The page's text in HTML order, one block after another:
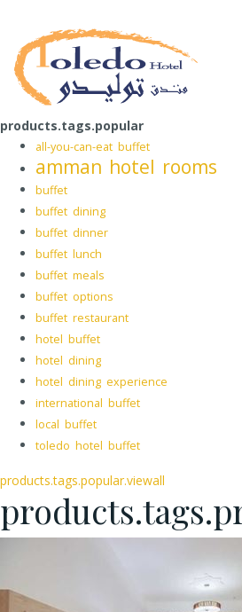
products.tags.popular
all-you-can-eat buffet
amman hotel rooms
buffet
buffet dining
buffet dinner
buffet lunch
buffet meals
buffet options
buffet restaurant
hotel buffet
hotel dining
hotel dining experience
international buffet
local buffet
toledo hotel buffet
products.tags.popular.viewall